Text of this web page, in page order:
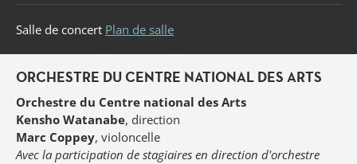
Salle de concert Plan de salle
ORCHESTRE DU CENTRE NATIONAL DES ARTS
Orchestre du Centre national des Arts
Kensho Watanabe, direction
Marc Coppey, violoncelle
Avec la participation de stagiaires en direction d'orchestre